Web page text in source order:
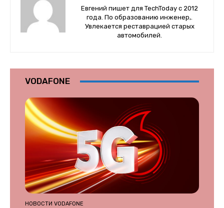
Евгений пишет для TechToday с 2012
года. По образованию инженер,.
Увлекается реставрацией старых
автомобилей.
VODAFONE
НОВОСТИ VODAFONE